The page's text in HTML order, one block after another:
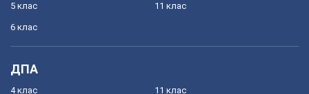
5 клас
6 клас
11 клас
ДПА
4 клас 11 клас